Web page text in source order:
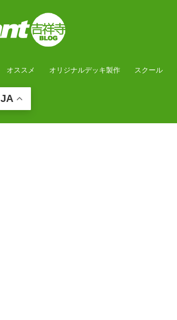
オススメ オリジナルデッキ製作 スクール
JA